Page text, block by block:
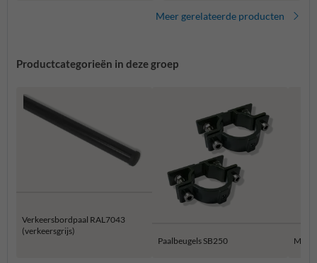
Meer gerelateerde producten
Productcategorieën in deze groep
Verkeersbordpaal RAL7043
(verkeersgrijs)
Paalbeugels SB250
Muur